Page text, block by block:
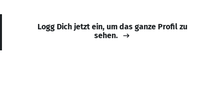
Logg Dich jetzt ein, um das ganze Profil zu
sehen.